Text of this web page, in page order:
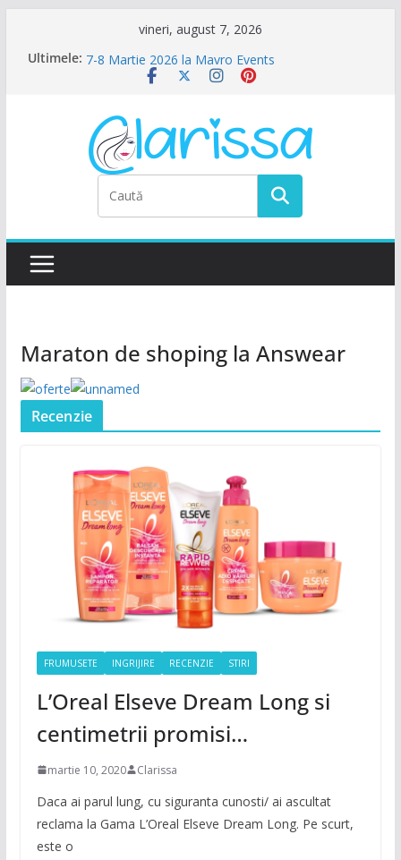
vineri, august 7, 2026
Ultimele: Petrecere de Ziua Femeii la La Nasu
7-8 Martie 2026 la Mavro Events
Ziua Femeii la Amalfi Alegria
Ziua Femeii se sarbatoreste La Teatru. La
Calinescu!
Maraton de shoping la Answear
Recenzie
FRUMUSETE INGRIJIRE RECENZIE STIRI
L’Oreal Elseve Dream Long si
centimetrii promisi…
martie 10, 2020 Clarissa
Daca ai parul lung, cu siguranta cunosti/ ai ascultat
reclama la Gama L’Oreal Elseve Dream Long. Pe scurt,
este o